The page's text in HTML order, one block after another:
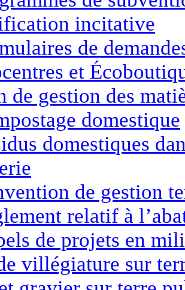
incitative
de
et
de gestion des
domestique
domestiques
de gestion
relatif à
de projets en
villégiature sur